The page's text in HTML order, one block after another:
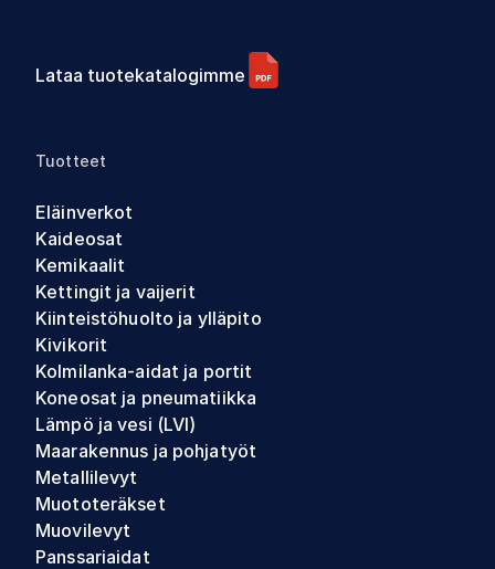
Lataa tuotekatalogimme
Tuotteet
Eläinverkot
Kaideosat
Kemikaalit
Kettingit ja vaijerit
Kiinteistöhuolto ja ylläpito
Kivikorit
Kolmilanka-aidat ja portit
Koneosat ja pneumatiikka
Lämpö ja vesi (LVI)
Maarakennus ja pohjatyöt
Metallilevyt
Muototeräkset
Muovilevyt
Panssariaidat